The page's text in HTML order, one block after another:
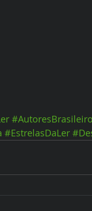
#EstrelasDaLer